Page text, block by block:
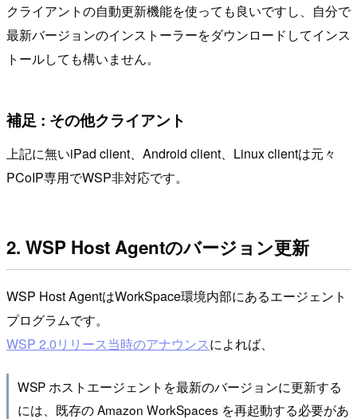
クライアントの自動更新機能を使っても良いですし、自分で
最新バージョンのインストーラーをダウンロードしてインス
トールしても構いません。
補足 : その他クライアント
上記に無いiPad client、Android client、Linux clientは元々
PCoIP専用でWSP非対応です。
2. WSP Host Agentのバージョン更新
WSP Host AgentはWorkSpace環境内部にあるエージェント
プログラムです。
WSP 2.0リリース当時のアナウンスによれば、
WSP ホストエージェントを最新のバージョンに更新する
には、既存の Amazon WorkSpaces を再起動する必要があ